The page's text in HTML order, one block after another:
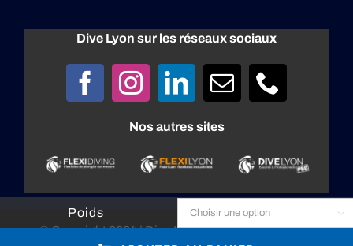
Poids 
Dive Lyon sur les réseaux sociaux
Nos autres sites
© Copyright 2024 |Dive Lyon| All rights reserved |